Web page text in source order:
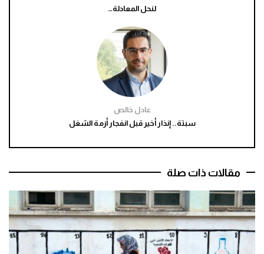
لنحل المعادلة…
عادل خالص
سبتة.. إنذار أخير قبل انفجار أزمة الشغل
مقالات ذات صلة